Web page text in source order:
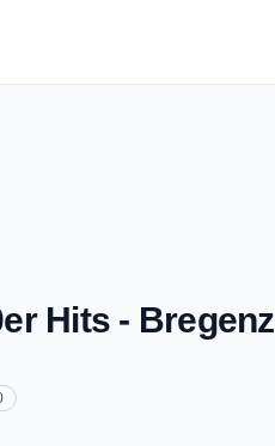
Hits - Bregenz